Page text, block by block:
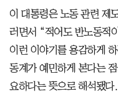
이 대통령은 노동 관련 제
러면서 “적어도 반노동적
이런 이야기를 용감하게
동계가 예민하게 본다는
요하다는 뜻으로 해석됐다.